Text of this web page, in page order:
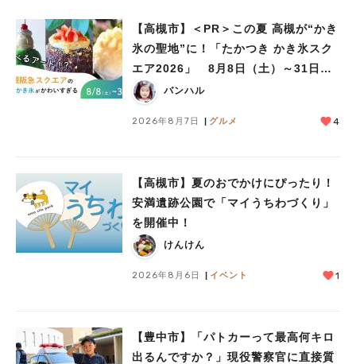
【高槻市】＜PR＞この夏 高槻が“かき
氷の聖地”に！「たかつき かき氷スク
エア2026」 8月8日（土）～31日
（月）バンハル
2026年8月7日 グルメ 4
【高槻市】夏のおでかけにぴったり！
安満遺跡公園で「マイうちわづくり」
を開催中！
けんけん
2026年8月6日 イベント 1
【豊中市】「パトカーって最高何キロ
出るんですか？」現役警察官に直接質
人気のキーワード
#あなたはどっち？